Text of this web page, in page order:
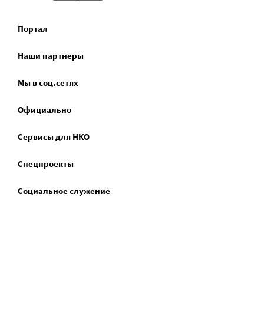
Портал
Наши партнеры
Мы в соц.сетях
Официально
Сервисы для НКО
Спецпроекты
Социальное служение